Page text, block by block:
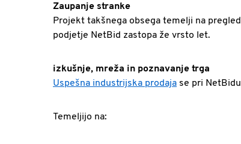
Zaupanje stranke
Projekt takšnega obsega temelji na
podjetje NetBid zastopa že vrsto let.
izkušnje, mreža in poznavanje trga
Uspešna industrijska prodaja se pri
Temeljijo na: